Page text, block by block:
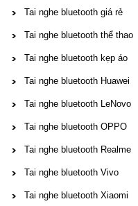
Tai nghe bluetooth giá rẻ
Tai nghe bluetooth thể thao
Tai nghe bluetooth kẹp áo
Tai nghe bluetooth Huawei
Tai nghe bluetooth LeNovo
Tai nghe bluetooth OPPO
Tai nghe bluetooth Realme
Tai nghe bluetooth Vivo
Tai nghe bluetooth Xiaomi